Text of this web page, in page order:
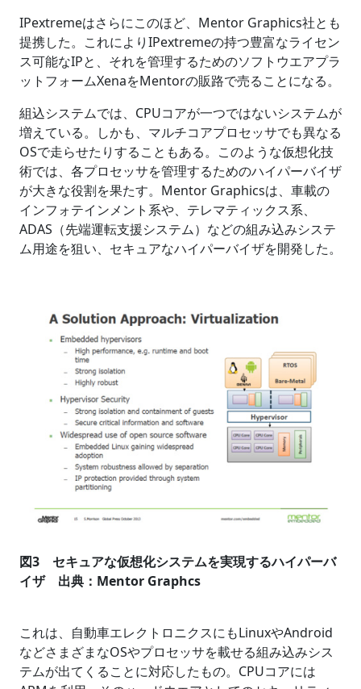
IPextremeはさらにこのほど、Mentor Graphics社とも
提携した。これによりIPextremeの持つ豊富なライセン
ス可能なIPと、それを管理するためのソフトウエアプラ
ットフォームXenaをMentorの販路で売ることになる。
組込システムでは、CPUコアが一つではないシステムが
増えている。しかも、マルチコアプロセッサでも異なる
OSで走らせたりすることもある。このような仮想化技
術では、各プロセッサを管理するためのハイパーバイザ
が大きな役割を果たす。Mentor Graphicsは、車載の
インフォテインメント系や、テレマティックス系、
ADAS（先端運転支援システム）などの組み込みシステ
ム用途を狙い、セキュアなハイパーバイザを開発した。
図3 セキュアな仮想化システムを実現するハイパーバ
イザ 出典：Mentor Graphcs
これは、自動車エレクトロニクスにもLinuxやAndroid
などさまざまなOSやプロセッサを載せる組み込みシス
テムが出てくることに対応したもの。CPUコアには